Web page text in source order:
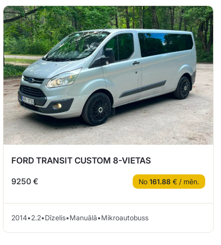
FORD TRANSIT CUSTOM 8-VIETAS
9250 € No 161.88 € / mēn.
2014•2.2•Dīzelis•Manuālā•Mikroautobuss